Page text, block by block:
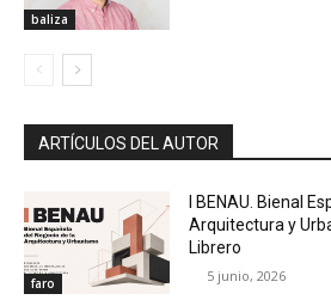
baliza
ARTÍCULOS DEL AUTOR
faro
I BENAU. Bienal
Arquitectura y
Librero
5 junio, 2026